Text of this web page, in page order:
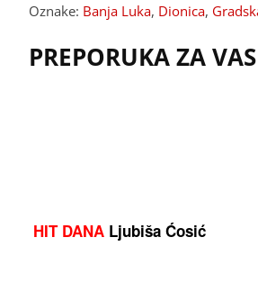
Oznake: Banja Luka, Dionica,
PREPORUKA ZA VAS
HIT DANA Ljubiša Ćosić